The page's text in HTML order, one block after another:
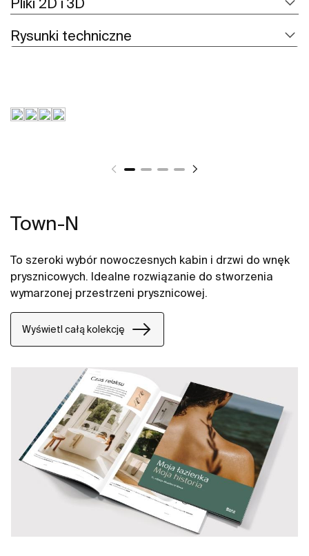
Pliki 2D i 3D
Rysunki techniczne
Town-N
To szeroki wybór nowoczesnych kabin i drzwi do wnęk
prysznicowych. Idealne rozwiązanie do stworzenia
wymarzonej przestrzeni prysznicowej.
Wyświetl całą kolekcję